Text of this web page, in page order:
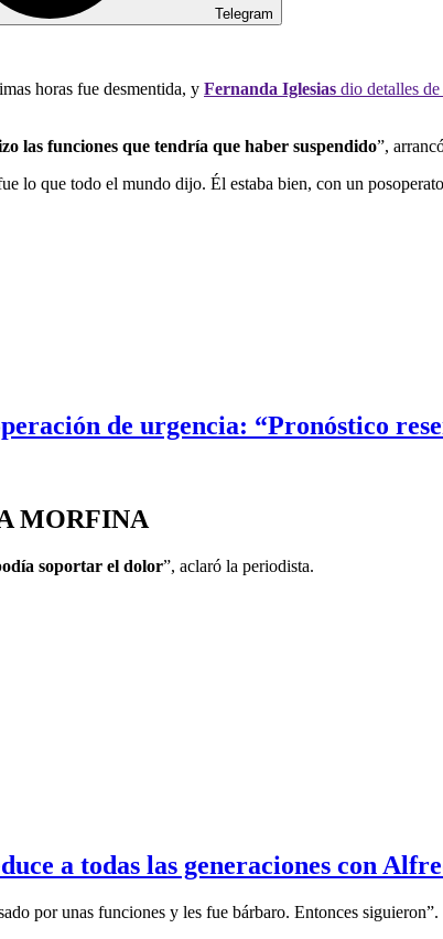
Telegram
horas fue desmentida, y Fernanda Iglesias dio detalles de
las funciones que tendría que haber suspendido”,
lo que todo el mundo dijo. Él estaba bien, con un
de urgencia: “Pronóstico
MORFINA
soportar el dolor”, aclaró la periodista.
a todas las generaciones con
por unas funciones y les fue bárbaro. Entonces siguieron”.